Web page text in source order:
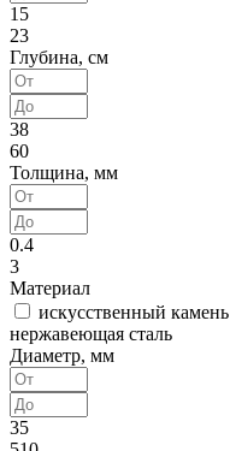
15
23
Глубина, см
38
60
Толщина, мм
0.4
3
Материал
искусственный камень
нержавеющая сталь
Диаметр, мм
35